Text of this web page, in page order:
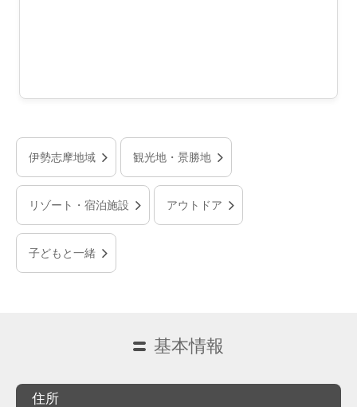
伊勢志摩地域 観光地・景勝地
リゾート・宿泊施設 アウトドア
子どもと一緒
基本情報
住所